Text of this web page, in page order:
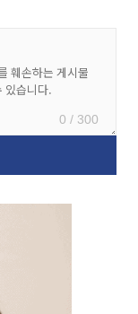
0 / 300